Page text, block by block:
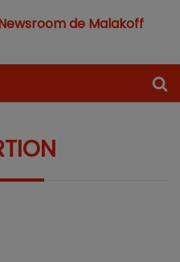
de Malakoff